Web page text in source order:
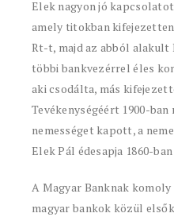
Elek nagyon jó
amely titokban
Rt-t, majd az abból alakult
többi bankvezérrel éles
aki csodálta, más
Tevékenységéért 1900-
nemességet kapott, a
Elek Pál édesapja 1860-
A Magyar Banknak
magyar bankok közül